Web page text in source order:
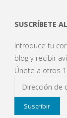
SUSCRÍBETE
Introduce tu
blog y recibir
Únete a otros
correo
Suscribir